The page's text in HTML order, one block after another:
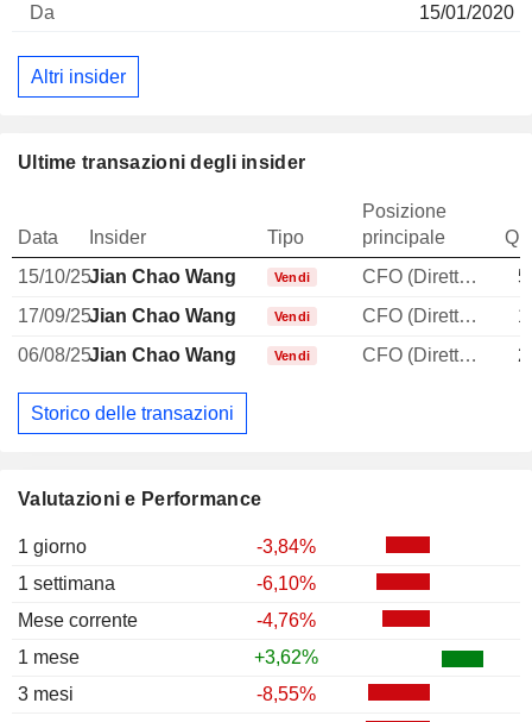
Valutazioni e Performance
1 giorno
-3,84%
1 settimana
-6,10%
Mese corrente
-4,76%
1 mese
+3,62%
3 mesi
-8,55%
15/01/2020
Altri insider
Ultime transazioni degli insider
Data Insider Tipo
Posizione
principale
15/10/25Jian Chao Wang Vendi CFO (Direttore finanziario)
17/09/25Jian Chao Wang Vendi CFO (Direttore finanziario)
06/08/25Jian Chao Wang Vendi CFO (Direttore finanziario)
Storico delle transazioni